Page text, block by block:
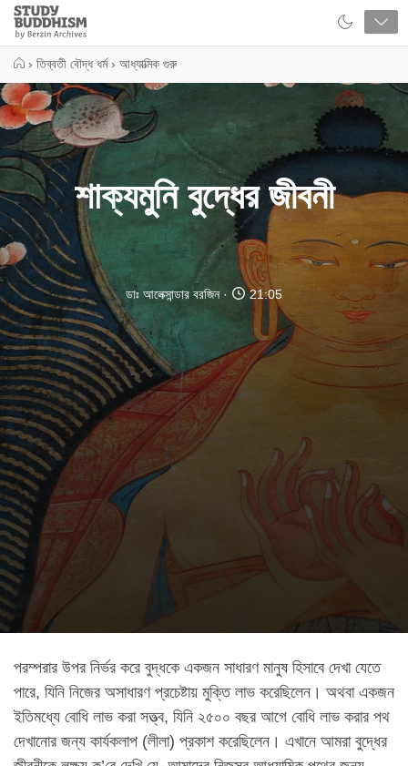
Close
Study
Buddhism
› তিব্বতী বৌদ্ধ ধর্ম › আধ্যাত্মিক গুরু
শাক্যমুনি বুদ্ধের জীবনী
ডাঃ আলেক্সান্ডার বরজিন 21:05
পরম্পরার উপর নির্ভর করে বুদ্ধকে একজন সাধারণ মানুষ হিসাবে দেখা যেতে
পারে, যিনি নিজের অসাধারণ প্রচেষ্টায় মুক্তি লাভ করেছিলেন। অথবা একজন
ইতিমধ্যে বোধি লাভ করা সত্ত্ব, যিনি ২৫০০ বছর আগে বোধি লাভ করার পথ
দেখানোর জন্য কার্যকলাপ (লীলা) প্রকাশ করেছিলেন। এখানে আমরা বুদ্ধের